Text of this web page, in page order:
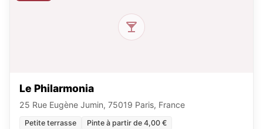
Le Philarmonia
25 Rue Eugène Jumin, 75019 Paris, France
Petite terrasse Pinte à partir de 4,00 €